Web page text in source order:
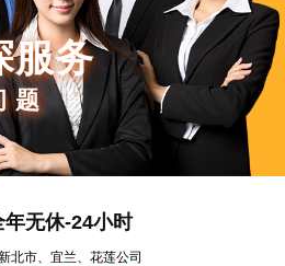
服务
题
年无休-24小时
北市、宜兰、花莲公司